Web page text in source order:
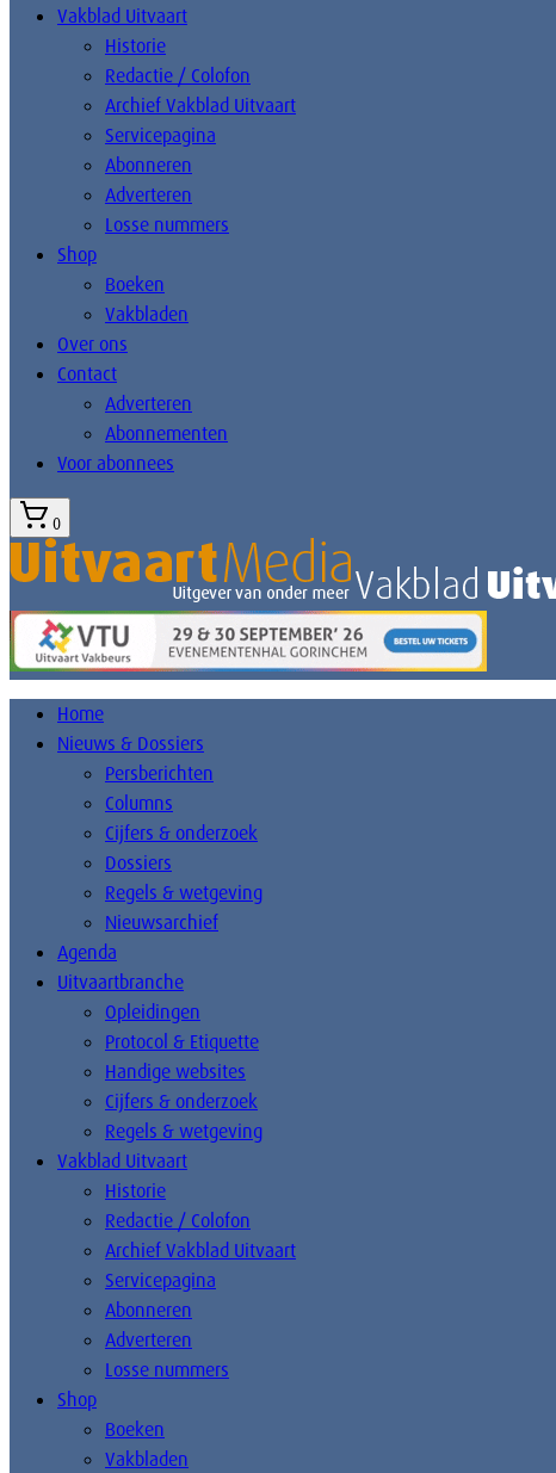
Vakblad Uitvaart
Historie
Redactie / Colofon
Archief Vakblad Uitvaart
Servicepagina
Abonneren
Adverteren
Losse nummers
Shop
Boeken
Vakbladen
Over ons
Contact
Adverteren
Abonnementen
Voor abonnees
0
Home
Nieuws & Dossiers
Persberichten
Columns
Cijfers & onderzoek
Dossiers
Regels & wetgeving
Nieuwsarchief
Agenda
Uitvaartbranche
Opleidingen
Protocol & Etiquette
Handige websites
Cijfers & onderzoek
Regels & wetgeving
Vakblad Uitvaart
Historie
Redactie / Colofon
Archief Vakblad Uitvaart
Servicepagina
Abonneren
Adverteren
Losse nummers
Shop
Boeken
Vakbladen